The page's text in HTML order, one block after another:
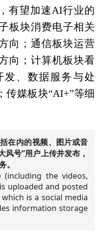
有望加速AI行业的
板块消费电子相关
向；通信板块运营
向；计算机板块看
、数据服务与处
媒板块“AI+”等细
在内的视频、图片或音
风号”用户上传并发布，
。
(including the videos,
uploaded and posted
is a social media
information storage